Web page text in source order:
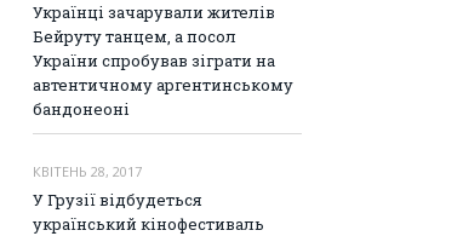
Українці зачарували жителів
Бейруту танцем, а посол
України спробував зіграти на
автентичному аргентинському
бандонеоні
КВІТЕНЬ 28, 2017
У Грузії відбудеться
український кінофестиваль